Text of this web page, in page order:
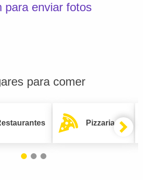
para enviar fotos
para comer
Pizzarias